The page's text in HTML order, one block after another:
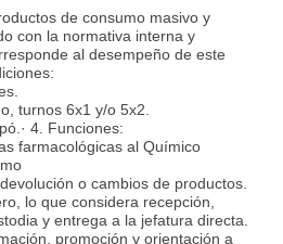
de consumo masivo y
con la normativa interna y
al desempeño de este
turnos 6x1 y/o 5x2.
4. Funciones:
farmacológicas al Químico
o cambios de productos.
lo que considera recepción,
y entrega a la jefatura directa.
promoción y orientación a